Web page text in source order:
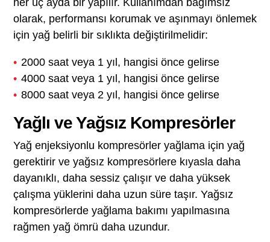
her üç ayda bir yapılır. Kullanımdan bağımsız
olarak, performansı korumak ve aşınmayı önlemek
için yağ belirli bir sıklıkta değiştirilmelidir:
2000 saat veya 1 yıl, hangisi önce gelirse
4000 saat veya 1 yıl, hangisi önce gelirse
8000 saat veya 2 yıl, hangisi önce gelirse
Yağlı ve Yağsız Kompresörler
Yağ enjeksiyonlu kompresörler yağlama için yağ
gerektirir ve yağsız kompresörlere kıyasla daha
dayanıklı, daha sessiz çalışır ve daha yüksek
çalışma yüklerini daha uzun süre taşır. Yağsız
kompresörlerde yağlama bakımı yapılmasına
rağmen yağ ömrü daha uzundur.